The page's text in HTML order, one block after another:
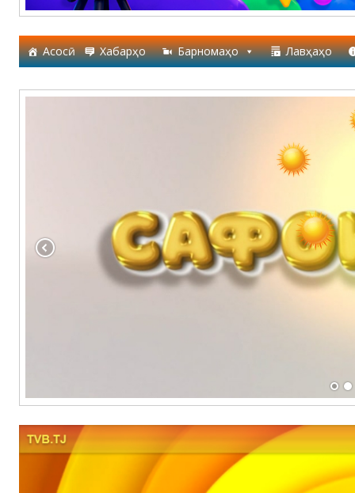
Асосӣ Хабарҳо Барномаҳо Лавҳаҳо